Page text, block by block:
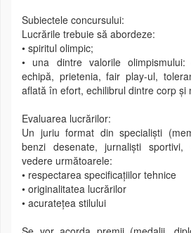
Subiectele concursului:
Lucrările trebuie să abordeze:
• spiritul olimpic;
• una dintre valorile
echipă, prietenia, fair play-ul,
aflată în efort, echilibrul dintre corp și
Evaluarea lucrărilor:
Un juriu format din specialiști
benzi desenate, jurnaliști
vedere următoarele:
• respectarea specificațiilor tehnice
• originalitatea lucrărilor
• acuratețea stilului